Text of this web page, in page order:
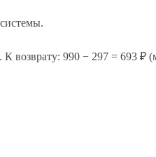
К возврату: 990 − 297 = 693